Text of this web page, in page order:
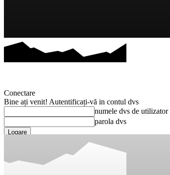
Conectare
Bine ați venit! Autentificați-vă in contul dvs
numele dvs de utilizator
parola dvs
Ați uitat parola? obține ajutor
Recuperați-vă parola